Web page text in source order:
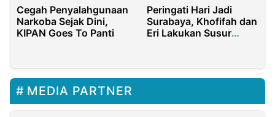
Cegah Penyalahgunaan
Narkoba Sejak Dini,
KIPAN Goes To Panti
Peringati Hari Jadi
Surabaya, Khofifah dan
Eri Lakukan Susur
MEDIA PARTNER